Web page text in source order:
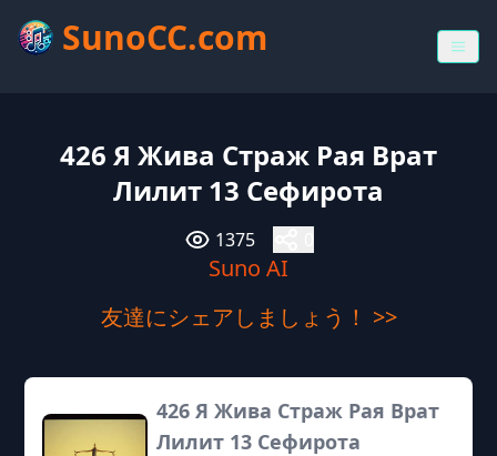
SunoCC.com
426 Я Жива Страж Рая Врат
Лилит 13 Сефирота
1375
Suno AI
友達にシェアしましょう！ >>
426 Я Жива Страж Рая Врат
Лилит 13 Сефирота